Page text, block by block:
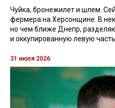
Чуйка, бронежилет и шлем.
фермера на Херсонщине. В
но чем ближе Днепр,
и оккупированную левую часть
31 июля 2026